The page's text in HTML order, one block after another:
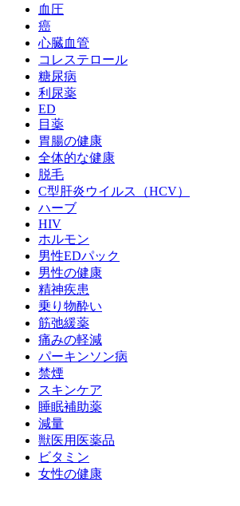
血圧
癌
心臓血管
コレステロール
糖尿病
利尿薬
ED
目薬
胃腸の健康
全体的な健康
脱毛
C型肝炎ウイルス（HCV）
ハーブ
HIV
ホルモン
男性EDパック
男性の健康
精神疾患
乗り物酔い
筋弛緩薬
痛みの軽減
パーキンソン病
禁煙
スキンケア
睡眠補助薬
減量
獣医用医薬品
ビタミン
女性の健康